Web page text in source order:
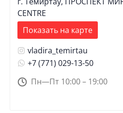
CENTRE
Показать на карте
vladira_temirtau
+7 (771) 029-13-50
Пн—Пт 10:00 – 19:00